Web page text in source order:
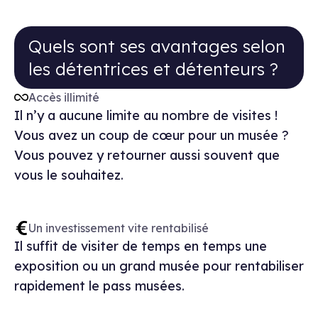
Quels sont ses avantages selon les
Quels sont ses avantages selon
les détentrices et détenteurs ?
Accès illimité
Il n’y a aucune limite au nombre de visites !
Vous avez un coup de cœur pour un musée ?
Vous pouvez y retourner aussi souvent que
vous le souhaitez.
Un investissement vite rentabilisé
Il suffit de visiter de temps en temps une
exposition ou un grand musée pour rentabiliser
rapidement le pass musées.